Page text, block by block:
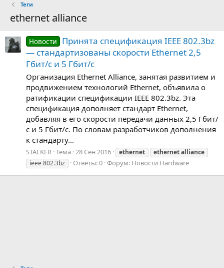
Теги
ethernet alliance
Новости
Принята спецификация IEEE 802.3bz
— стандартизованы скорости Ethernet 2,5
Гбит/с и 5 Гбит/с
Организация Ethernet Alliance, занятая развитием и
продвижением технологий Ethernet, объявила о
ратификации спецификации IEEE 802.3bz. Эта
спецификация дополняет стандарт Ethernet,
добавляя в его скорости передачи данных 2,5 Гбит/
с и 5 Гбит/с. По словам разработчиков дополнения
к стандарту...
STALKER Тема 28 Сен 2016 ethernet ethernetalliance
ieee 802.3bz
Ответы: 0 Форум: Новости Hardware